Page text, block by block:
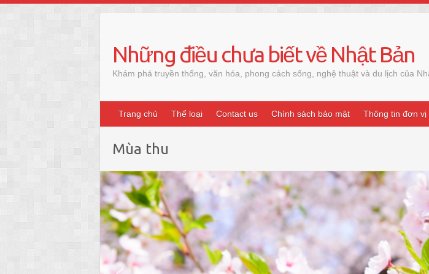
content
Những điều chưa biết về Nhật Bản
Khám phá truyền thống, văn hóa, phong cách sống, nghệ thuật và du lịch của
Trang chủ Thể loại Contact us Chính sách bảo mật Thông tin đơn vị
Mùa thu